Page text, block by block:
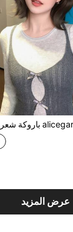
عرض المزيد